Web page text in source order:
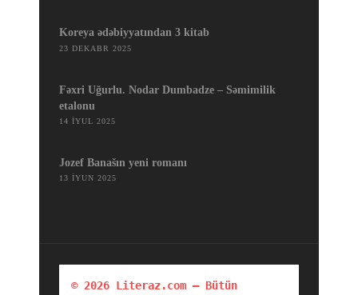
Koreya ədəbiyyatından 3 kitab
23 DEKABR 2025
Fəxri Uğurlu. Nodar Dumbadze – Səmimilik
etalonu
14 İYUL 2025
Jozef Banašın yeni romanı
13 İYUN 2025
© 2026 Literaz.com — Bütün